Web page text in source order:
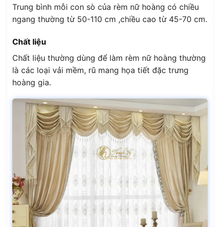
Trung bình mỗi con sò của rèm nữ hoàng có chiều
ngang thường từ 50-110 cm ,chiều cao từ 45-70 cm.
Chất liệu
Chất liệu thường dùng để làm rèm nữ hoàng thường
là các loại vải mềm, rũ mang họa tiết đặc trưng
hoàng gia.